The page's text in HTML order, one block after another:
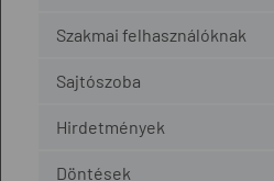
Szakmai felhasználóknak
Sajtószoba
Hirdetmények
Döntések